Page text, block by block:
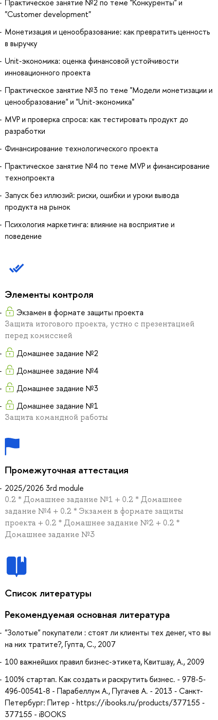
Практическое занятие №2 по теме "Конкуренты" и
"Customer development"
Монетизация и ценообразование: как превратить ценность
в выручку
Unit-экономика: оценка финансовой устойчивости
инновационного проекта
Практическое занятие №3 по теме "Модели монетизации и
ценообразование" и "Unit-экономика"
MVP и проверка спроса: как тестировать продукт до
разработки
Финансирование технологического проекта
Практическое занятие №4 по теме MVP и финансирование
технопроекта
Запуск без иллюзий: риски, ошибки и уроки вывода
продукта на рынок
Психология маркетинга: влияние на восприятие и
поведение
Элементы контроля
Экзамен в формате защиты проекта
Защита итогового проекта, устно с презентацией
перед комиссией
Домашнее задание №2
Домашнее задание №4
Домашнее задание №3
Домашнее задание №1
Защита командной работы
Промежуточная аттестация
2025/2026 3rd module
0.2 * Домашнее задание №1 + 0.2 * Домашнее
задание №4 + 0.2 * Экзамен в формате защиты
проекта + 0.2 * Домашнее задание №2 + 0.2 *
Домашнее задание №3
Список литературы
Рекомендуемая основная литература
"Золотые" покупатели : стоят ли клиенты тех денег, что вы
на них тратите?, Гупта, С., 2007
100 важнейших правил бизнес-этикета, Квитшау, А., 2009
100% стартап. Как создать и раскрутить бизнес. - 978-5-
496-00541-8 - Парабеллум А., Пугачев А. - 2013 - Санкт-
Петербург: Питер - https://ibooks.ru/products/377155 -
377155 - iBOOKS